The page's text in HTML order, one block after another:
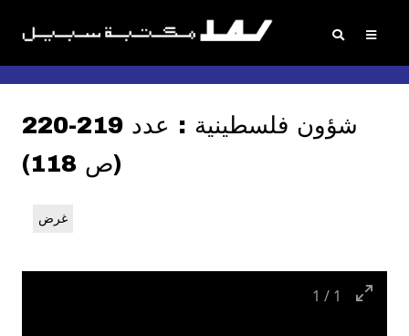
شؤون فلسطينية : عدد 219-220
(ص 118)
غرض
1 / 1